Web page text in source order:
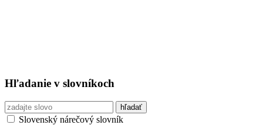
Hľadanie v slovníkoch
Slovenský nárečový slovník